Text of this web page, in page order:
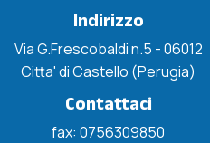
Indirizzo
Via G.Frescobaldi n.5 - 06012
Citta' di Castello (Perugia)
Contattaci
fax: 0756309850